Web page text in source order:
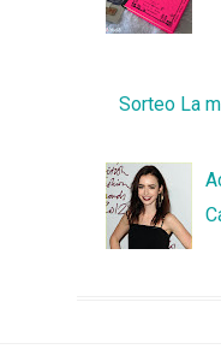
Sorteo La